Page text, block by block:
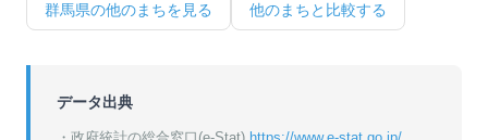
群馬県の他のまちを見る 他のまちと比較する
データ出典